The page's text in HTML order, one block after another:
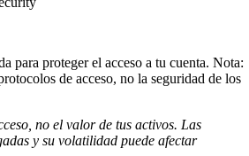
para proteger el acceso a tu cuenta. Nota:
de acceso, no la seguridad de los
no el valor de tus activos. Las
y su volatilidad puede afectar